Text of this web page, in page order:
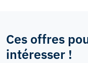
Ces offres
intéresser !